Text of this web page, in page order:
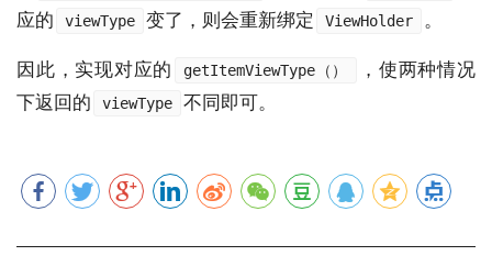
应的
viewType 变了，则会重新绑定 ViewHolder 。
因此，实现对应的 getItemViewType（）
，使两种情况
下返回的
viewType 不同即可。